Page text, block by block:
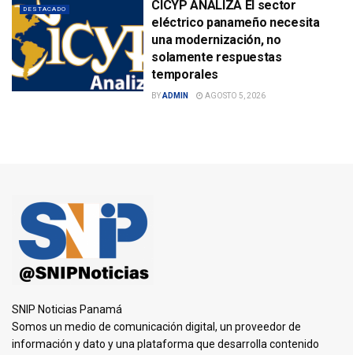
DESTACADO
CICYP ANALIZA El sector
eléctrico panameño necesita
una modernización, no
solamente respuestas
temporales
BYADMIN AGOSTO 5, 2026
SNIP Noticias Panamá
Somos un medio de comunicación digital, un proveedor de
información y dato y una plataforma que desarrolla contenido